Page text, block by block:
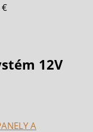
€
12V
A